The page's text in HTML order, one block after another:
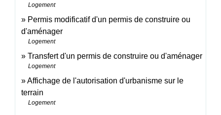
Logement
Permis modificatif d'un permis de construire ou
d'aménager
Logement
Transfert d'un permis de construire ou d'aménager
Logement
Affichage de l'autorisation d'urbanisme sur le
terrain
Logement